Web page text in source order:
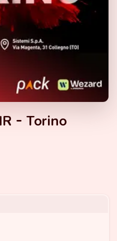
- Torino